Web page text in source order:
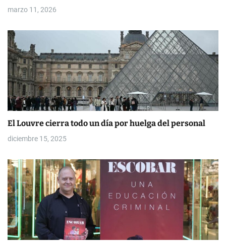
d
a
s
marzo 11, 2026
El Louvre cierra todo un día por huelga del personal
diciembre 15, 2025